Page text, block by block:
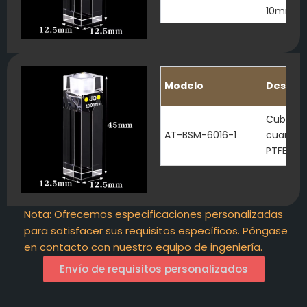
10mm
Modelo
AT-BSM-6016-1
Cubeta
cuarzo
PTFE
Nota: Ofrecemos especificaciones personalizadas
para satisfacer sus requisitos específicos. Póngase
en contacto con nuestro equipo de ingeniería.
Envío de requisitos personalizados